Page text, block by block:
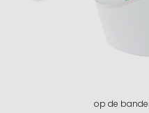
op de